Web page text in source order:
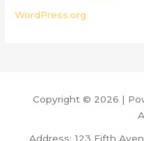
WordPress.org
Copyright © 2026 |
Address: 123 Fifth